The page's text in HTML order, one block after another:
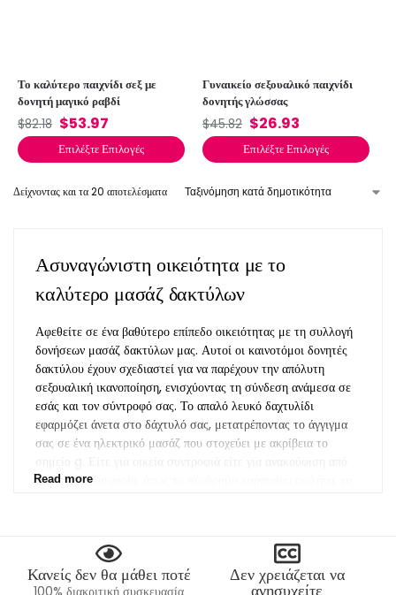
Το καλύτερο παιχνίδι σεξ με
δονητή μαγικό ραβδί
$82.18 $53.97
Επιλέξτε Επιλογές
Γυναικείο σεξουαλικό παιχνίδι
δονητής γλώσσας
$45.82 $26.93
Επιλέξτε Επιλογές
Δείχνοντας και τα 20 αποτελέσματα
Ασυναγώνιστη οικειότητα με το
καλύτερο μασάζ δακτύλων
Αφεθείτε σε ένα βαθύτερο επίπεδο οικειότητας με τη συλλογή
δονήσεων μασάζ δακτύλων μας. Αυτοί οι καινοτόμοι δονητές
δακτύλου έχουν σχεδιαστεί για να παρέχουν την απόλυτη
σεξουαλική ικανοποίηση, ενισχύοντας τη σύνδεση ανάμεσα σε
εσάς και τον σύντροφό σας. Το απαλό λευκό δαχτυλίδι
εφαρμόζει άνετα στο δάχτυλό σας, μετατρέποντας το άγγιγμα
σας σε ένα ηλεκτρικό μασάζ που στοχεύει με ακρίβεια το
σωματική δυσφορία, όπως το σύνδρομο καρπιαίου σωλήνα, τα
Read more
Κανείς δεν θα μάθει ποτέ Δεν χρειάζεται να
ανησυχείτε